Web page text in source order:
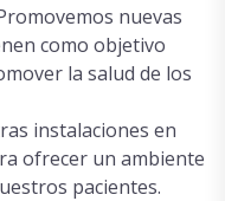
nuevas
como objetivo
la salud de los
instalaciones en
ofrecer un ambiente
pacientes.